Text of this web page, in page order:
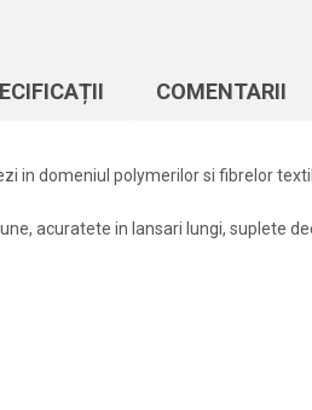
COMENTARII
in domeniul polymerilor si fibrelor
acuratete in lansari lungi, suplete